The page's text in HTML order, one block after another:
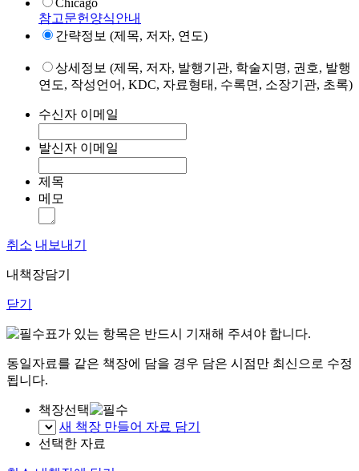
Chicago
참고문헌양식안내
간략정보 (제목, 저자, 연도)
상세정보 (제목, 저자, 발행기관, 학술지명, 권호, 발행
연도, 작성언어, KDC, 자료형태, 수록면, 소장기관, 초록)
수신자 이메일
발신자 이메일
제목
메모
취소 내보내기
내책장담기
닫기
표가 있는 항목은 반드시 기재해 주셔야 합니다.
동일자료를 같은 책장에 담을 경우 담은 시점만 최신으로 수정
됩니다.
책장선택
새 책장 만들어 자료 담기
선택한 자료